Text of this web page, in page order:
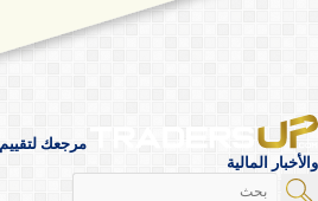
مرجعك
والأخبار المالية